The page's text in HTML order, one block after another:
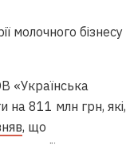
молочного бізнесу
«Українська
на 811 млн грн, які,
, що